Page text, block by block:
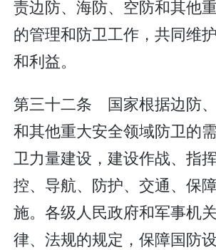
责边防、海防、空防和其他
的管理和防卫工作，共同维
和利益。
第三十二条 国家根据边防
和其他重大安全领域防卫的
卫力量建设，建设作战、指
控、导航、防护、交通、保
施。各级人民政府和军事机
律、法规的规定，保障国防